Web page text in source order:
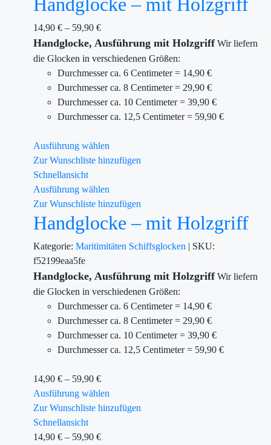
14,90 € – 59,90 €
Handglocke, Ausführung mit HolzgriffWir liefern
die Glocken in verschiedenen Größen:
Durchmesser ca. 6 Centimeter = 14,90 €
Durchmesser ca. 8 Centimeter = 29,90 €
Durchmesser ca. 10 Centimeter = 39,90 €
Durchmesser ca. 12,5 Centimeter = 59,90 €
Ausführung wählen
Zur Wunschliste hinzufügen
Schnellansicht
Ausführung wählen
Zur Wunschliste hinzufügen
Handglocke – mit Holzgriff
Kategorie: Maritimitäten Schiffsglocken | SKU:
f52199eaa5fe
Handglocke, Ausführung mit HolzgriffWir liefern
die Glocken in verschiedenen Größen:
Durchmesser ca. 6 Centimeter = 14,90 €
Durchmesser ca. 8 Centimeter = 29,90 €
Durchmesser ca. 10 Centimeter = 39,90 €
Durchmesser ca. 12,5 Centimeter = 59,90 €
14,90 € – 59,90 €
Ausführung wählen
Zur Wunschliste hinzufügen
Schnellansicht
14,90 € – 59,90 €